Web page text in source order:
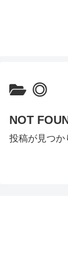
◎
NOT
投稿が見つか